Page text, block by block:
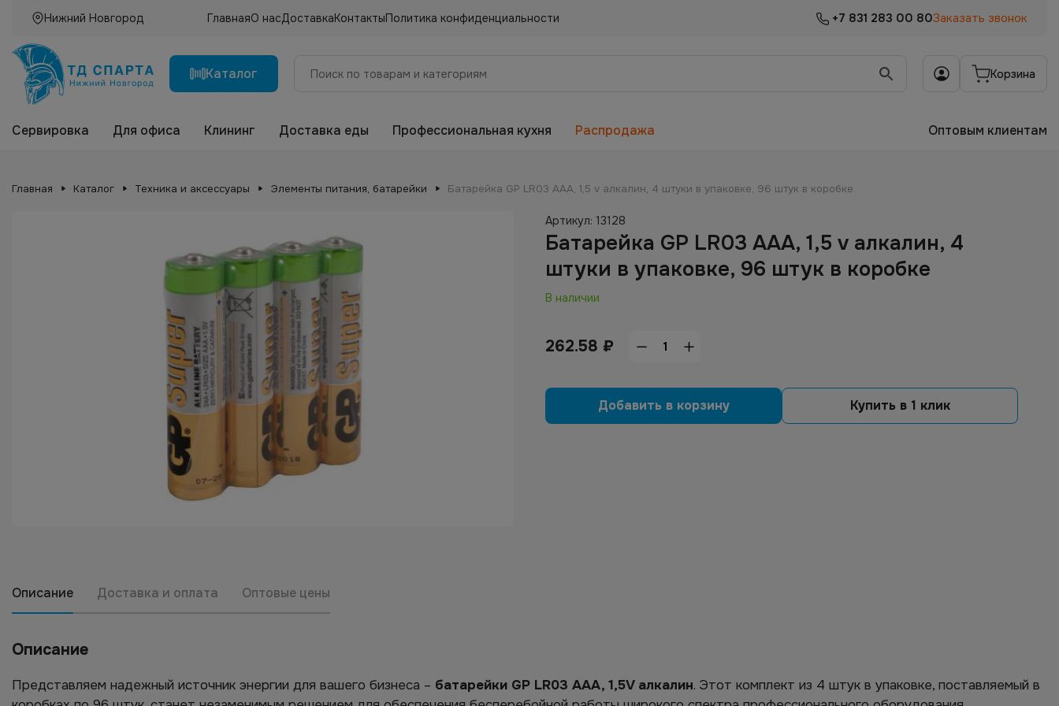
Нижний Новгород ГлавнаяО насДоставкаКонтактыПолитика конфиденциальности +7 831 283 00 80Заказать звонок
Каталог Корзина
Сервировка Для офиса Клининг Доставка еды Профессиональная кухня Распродажа Оптовым клиентам
Главная Каталог Техника и аксессуары Элементы питания, батарейки Батарейка GP LR03 AAА, 1,5 v алкалин, 4 штуки в упаковке, 96 штук в коробке
Артикул: 13128
Батарейка GP LR03 AAА, 1,5 v алкалин, 4
штуки в упаковке, 96 штук в коробке
В наличии
262.58 ₽
Добавить в корзину Купить в 1 клик
Описание Доставка и оплата Оптовые цены
Описание
Представляем надежный источник энергии для вашего бизнеса – батарейки GP LR03 AAA, 1,5V алкалин. Этот комплект из 4 штук в упаковке, поставляемый в